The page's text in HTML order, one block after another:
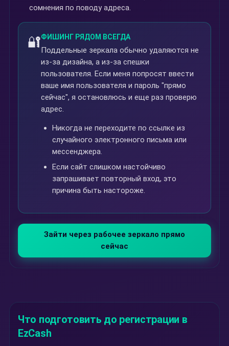
сомнения по поводу адреса.
🔐ФИШИНГ РЯДОМ ВСЕГДА
Поддельные зеркала обычно удаляются не
из-за дизайна, а из-за спешки
пользователя. Если меня попросят ввести
ваше имя пользователя и пароль "прямо
сейчас", я остановлюсь и еще раз проверю
адрес.
Никогда не переходите по ссылке из
случайного электронного письма или
мессенджера.
Если сайт слишком настойчиво
запрашивает повторный вход, это
причина быть настороже.
Зайти через рабочее зеркало прямо
сейчас
Что подготовить до регистрации в
EzCash